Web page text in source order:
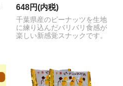
648円(内税)
千葉県産のピーナッツを生地
に練り込んだバリバリ食感が
楽しい新感覚スナックです。